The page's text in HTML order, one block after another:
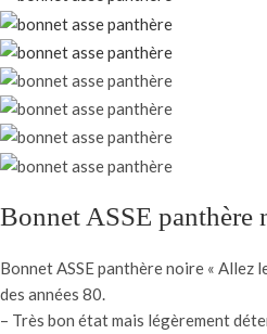
Bonnet ASSE panthère
Bonnet ASSE panthère noire « Allez
des années 80.
– Très bon état mais légèrement